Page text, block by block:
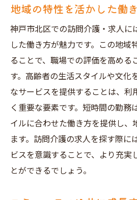
地域の特性を活かした働
神戸市北区での訪問介護・求人に
した働き方が魅力です。この地域
ることで、職場での評価を高める
す。高齢者の生活スタイルや文化
なサービスを提供することは、利
く重要な要素です。短時間の勤務
イルに合わせた働き方を提供し、
ます。訪問介護の求人を探す際に
ビスを意識することで、より充実
とができるでしょう。